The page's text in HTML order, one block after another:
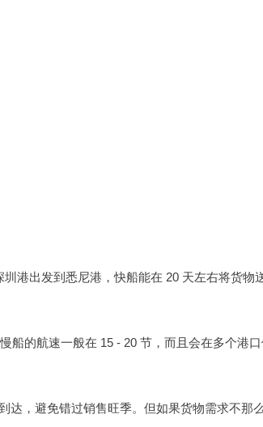
港出发到悉尼港，快船能在 20 天左右将货物
的航速一般在 15 - 20 节，而且会在多个港
，避免错过销售旺季。但如果货物需求不那